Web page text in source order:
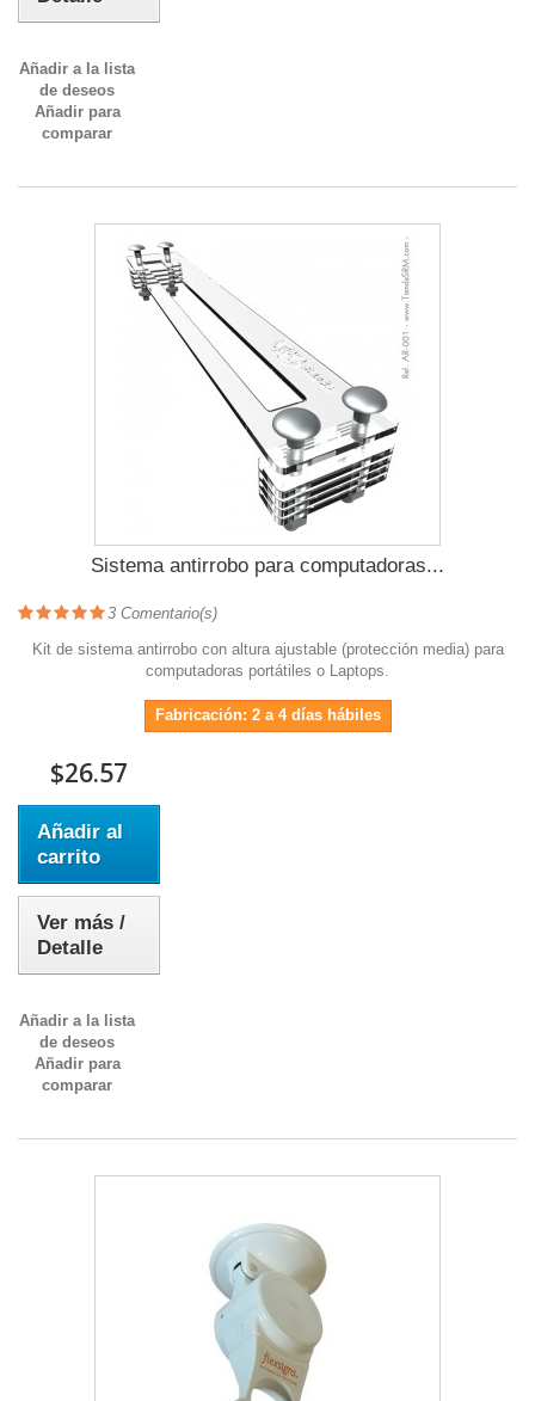
Añadir a la lista
de deseos
Añadir para
comparar
Sistema antirrobo para computadoras...
3 Comentario(s)
Kit de sistema antirrobo con altura ajustable (protección media) para
computadoras portátiles o Laptops.
Fabricación: 2 a 4 días hábiles
$26.57
Añadir al
carrito
Ver más /
Detalle
Añadir a la lista
de deseos
Añadir para
comparar